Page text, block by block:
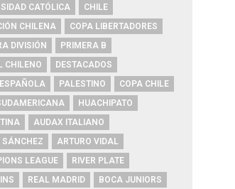
CATÓLICA
CHILE
CHILENA
COPA LIBERTADORES
DIVISIÓN
PRIMERA B
CHILENO
DESTACADOS
PALESTINO
COPA CHILE
HUACHIPATO
AUDAX ITALIANO
SÁNCHEZ
ARTURO VIDAL
LEAGUE
RIVER PLATE
REAL MADRID
BOCA JUNIORS